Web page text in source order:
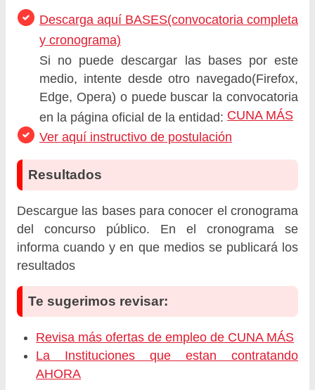
Descarga aquí BASES(convocatoria completa
y cronograma)
Si no puede descargar las bases por este
medio, intente desde otro navegado(Firefox,
Edge, Opera) o puede buscar la convocatoria
en la página oficial de la entidad: CUNA MÁS
Ver aquí instructivo de postulación
Resultados
Descargue las bases para conocer el cronograma
del concurso público. En el cronograma se
informa cuando y en que medios se publicará los
resultados
Te sugerimos revisar:
Revisa más ofertas de empleo de CUNA MÁS
La Instituciones que estan contratando
AHORA